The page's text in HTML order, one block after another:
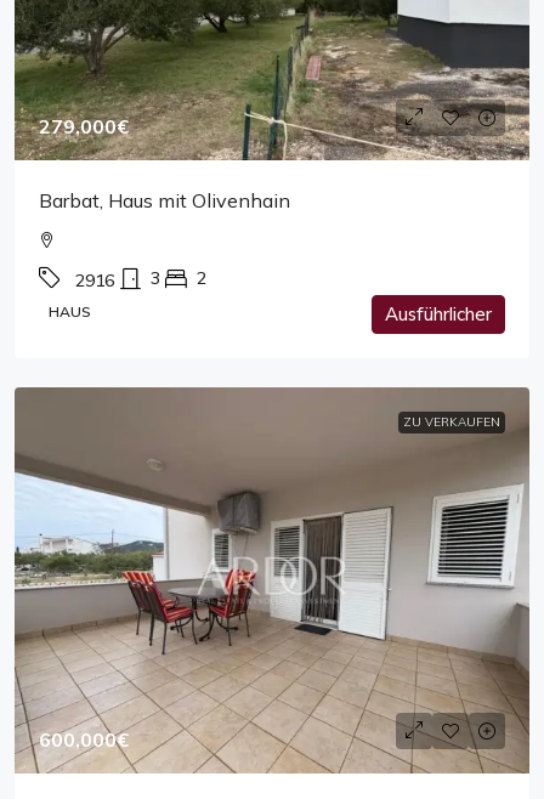
279,000€
Barbat, Haus mit Olivenhain
2916 3 2
HAUS Ausführlicher
ZU VERKAUFEN
600,000€